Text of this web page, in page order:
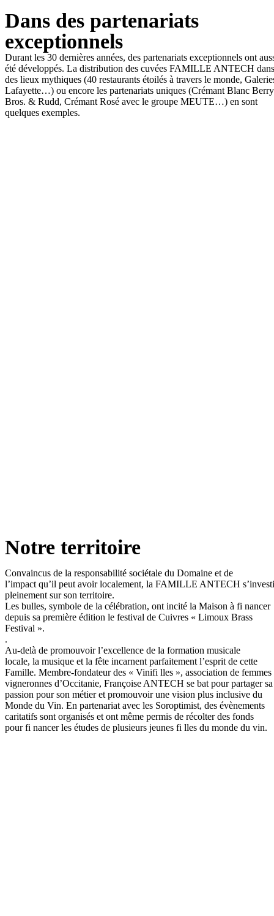
Dans des partenariats
exceptionnels
Durant les 30 dernières années, des partenariats exceptionnels ont
été développés. La distribution des cuvées FAMILLE ANTECH dans
des lieux mythiques (40 restaurants étoilés à travers le monde,
Lafayette…) ou encore les partenariats uniques (Crémant Blanc Berry
Bros. & Rudd, Crémant Rosé avec le groupe MEUTE…) en sont
quelques exemples.
Notre territoire
Convaincus de la responsabilité sociétale du Domaine et de
l’impact qu’il peut avoir localement, la FAMILLE ANTECH
pleinement sur son territoire.
Les bulles, symbole de la célébration, ont incité la Maison à fi nancer
depuis sa première édition le festival de Cuivres « Limoux Brass
Festival ».
.
Au-delà de promouvoir l’excellence de la formation musicale
locale, la musique et la fête incarnent parfaitement l’esprit de cette
Famille. Membre-fondateur des « Vinifi lles », association de femmes
vigneronnes d’Occitanie, Françoise ANTECH se bat pour partager sa
passion pour son métier et promouvoir une vision plus inclusive du
Monde du Vin. En partenariat avec les Soroptimist, des évènements
caritatifs sont organisés et ont même permis de récolter des fonds
pour fi nancer les études de plusieurs jeunes fi lles du monde du vin.